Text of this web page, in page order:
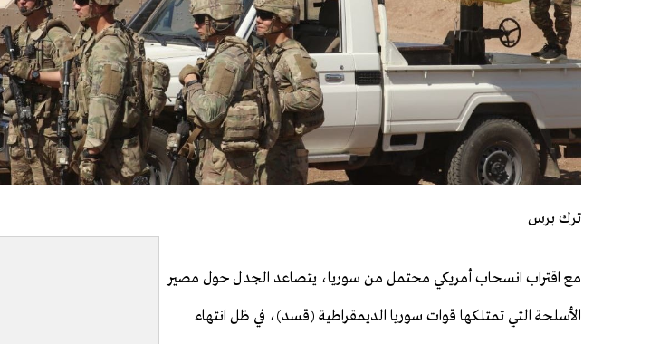
ترك برس
مع اقتراب انسحاب أمريكي محتمل من سوريا، يتصاعد الجدل حول مصير
الأسلحة التي تمتلكها قوات سوريا الديمقراطية (قسد)، في ظل انتهاء